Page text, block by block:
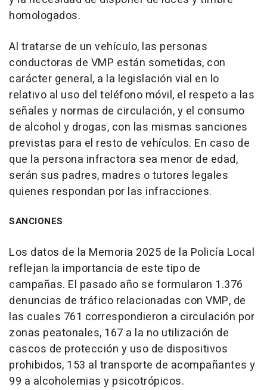
homologados.
Al tratarse de un vehículo, las personas
conductoras de VMP están sometidas, con
carácter general, a la legislación vial en lo
relativo al uso del teléfono móvil, el respeto a las
señales y normas de circulación, y el consumo
de alcohol y drogas, con las mismas sanciones
previstas para el resto de vehículos. En caso de
que la persona infractora sea menor de edad,
serán sus padres, madres o tutores legales
quienes respondan por las infracciones.
SANCIONES
Los datos de la Memoria 2025 de la Policía Local
reflejan la importancia de este tipo de
campañas. El pasado año se formularon 1.376
denuncias de tráfico relacionadas con VMP, de
las cuales 761 correspondieron a circulación por
zonas peatonales, 167 a la no utilización de
cascos de protección y uso de dispositivos
prohibidos, 153 al transporte de acompañantes y
99 a alcoholemias y psicotrópicos.